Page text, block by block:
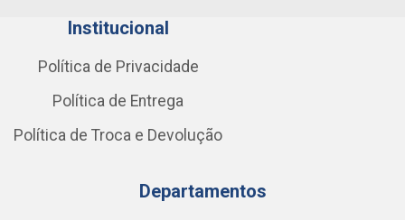
Institucional
Política de Privacidade
Política de Entrega
Política de Troca e Devolução
Departamentos